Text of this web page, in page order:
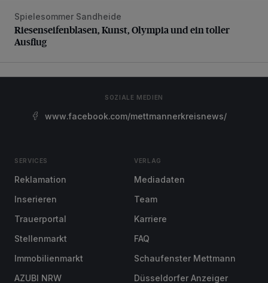
Riesenseifenblasen, Kunst, Olympia und ein toller Ausflug
Spielesommer Sandheide
Riesenseifenblasen, Kunst, Olympia und ein toller
Ausflug
SOZIALE MEDIEN
www.facebook.com/mettmannerkreisnews/
SERVICES
Reklamation
Inserieren
Trauerportal
Stellenmarkt
Immobilienmarkt
AZUBI NRW
VERLAG
Mediadaten
Team
Karriere
FAQ
Schaufenster Mettmann
Düsseldorfer Anzeiger